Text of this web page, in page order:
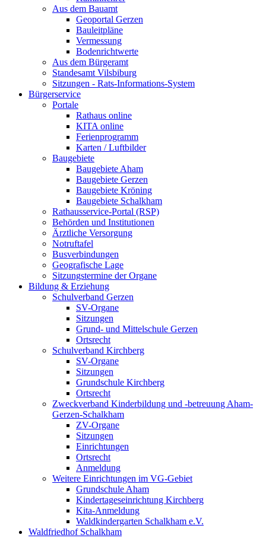
Aus dem Bauamt
Geoportal Gerzen
Bauleitpläne
Vermessung
Bodenrichtwerte
Aus dem Bürgeramt
Standesamt Vilsbiburg
Sitzungen - Rats-Informations-System
Bürgerservice
Portale
Rathaus online
KITA online
Ferienprogramm
Karten / Luftbilder
Baugebiete
Baugebiete Aham
Baugebiete Gerzen
Baugebiete Kröning
Baugebiete Schalkham
Rathausservice-Portal (RSP)
Behörden und Institutionen
Ärztliche Versorgung
Notruftafel
Busverbindungen
Geografische Lage
Sitzungstermine der Organe
Bildung & Erziehung
Schulverband Gerzen
SV-Organe
Sitzungen
Grund- und Mittelschule Gerzen
Ortsrecht
Schulverband Kirchberg
SV-Organe
Sitzungen
Grundschule Kirchberg
Ortsrecht
Zweckverband Kinderbildung und -betreuung Aham-
Gerzen-Schalkham
ZV-Organe
Sitzungen
Einrichtungen
Ortsrecht
Anmeldung
Weitere Einrichtungen im VG-Gebiet
Grundschule Aham
Kindertageseinrichtung Kirchberg
Kita-Anmeldung
Waldkindergarten Schalkham e.V.
Waldfriedhof Schalkham